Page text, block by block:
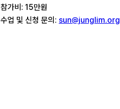
참가비: 15만원
수업 및 신청 문의: sun@junglim.org